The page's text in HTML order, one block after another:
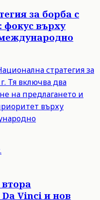
за борба с
фокус върху
стратегия за
Тя включва два
на предлагането и
върху
Vinci и нов